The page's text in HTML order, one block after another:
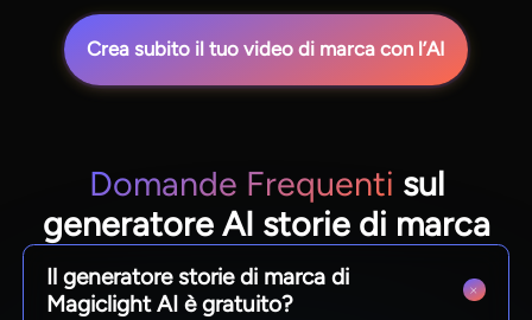
Crea subito il tuo video di marca con l’AI
Domande Frequenti sul
generatore AI storie di marca
Il generatore storie di marca di
Magiclight AI è gratuito?